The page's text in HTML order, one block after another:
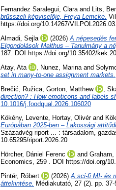
Fernandez Saralegui, Claraand Lits,
brüsszeli képviselője, Freya Lemcke.
https://doi.org/10.14267/
Almadi, Sejla
(2026)A népesedés
Elgondolások Malthus – Tanulmány a
187. DOI https://doi.org/10.35402/
Atay, Ata
Nunez, Marina and
set in many-to-one assignment markets.
Brečić, Ružica Gorton, Matthew
direction? : How emoticons and labels
10.1016/j.foodqual.2026.106020
Kökény, Levente, Hortay, Olivérand
Európában 2025-ben – Lakossági
Századvég riport ... : társadalom,
10.65295/riport.2026.20
Hörcher, Dániel Ferenc
and Graham,
Economics, 259 . DOI https://doi.org/
Pintér, Róbert
(2026)A sci-fi MI- és
áttekintése. Médiakutató, 27 (2). pp.